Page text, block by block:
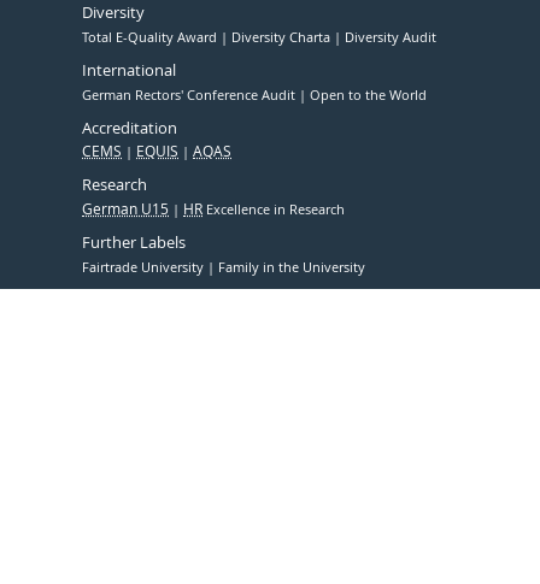
Diversity
Total E-Quality Award Diversity Charta Diversity Audit
International
German Rectors' Conference Audit Open to the World
Accreditation
CEMS EQUIS AQAS
Research
German U15 HR Excellence in Research
Further Labels
Fairtrade University Family in the University